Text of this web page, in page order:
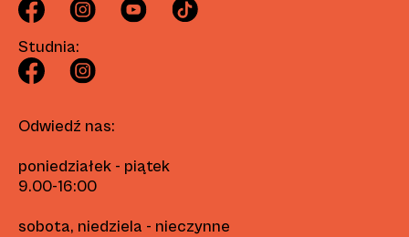
Studnia:
Odwiedź nas:
poniedziałek - piątek
9.00-16:00
sobota, niedziela - nieczynne